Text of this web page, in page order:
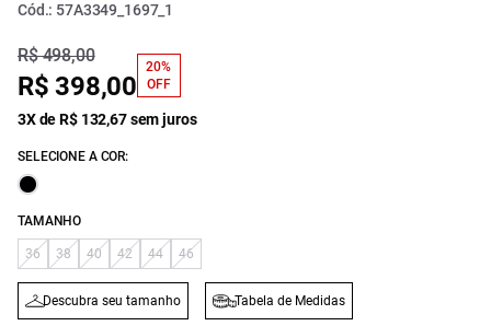
Cód.: 57A3349_1697_1
R$ 498,00
R$ 398,00
20%
OFF
3X de R$ 132,67 sem juros
SELECIONE A COR:
TAMANHO
36 38 40 42 44 46
Descubra seu tamanho Tabela de Medidas